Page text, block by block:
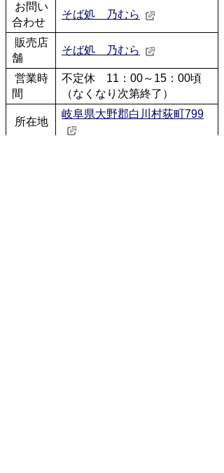
お問い
合わせ
そば処 乃むら
販売店
舗
そば処 乃むら
営業時
間
不定休 11：00～15：00頃
（なくなり次第終了）
所在地
岐阜県大野郡白川村荻町799